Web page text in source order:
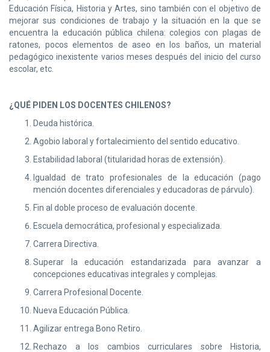
Educación Física, Historia y Artes, sino también con el objetivo de
mejorar sus condiciones de trabajo y la situación en la que se
encuentra la educación pública chilena: colegios con plagas de
ratones, pocos elementos de aseo en los baños, un material
pedagógico inexistente varios meses después del inicio del curso
escolar, etc.
¿QUÉ PIDEN LOS DOCENTES CHILENOS?
Deuda histórica.
Agobio laboral y fortalecimiento del sentido educativo.
Estabilidad laboral (titularidad horas de extensión).
Igualdad de trato profesionales de la educación (pago
mención docentes diferenciales y educadoras de párvulo).
Fin al doble proceso de evaluación docente.
Escuela democrática, profesional y especializada.
Carrera Directiva.
Superar la educación estandarizada para avanzar a
concepciones educativas integrales y complejas.
Carrera Profesional Docente.
Nueva Educación Pública.
Agilizar entrega Bono Retiro.
Rechazo a los cambios curriculares sobre Historia,